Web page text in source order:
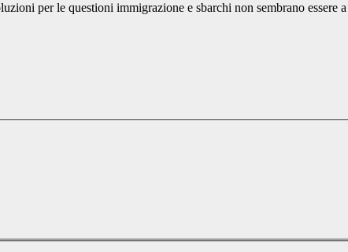
per le questioni immigrazione e sbarchi non sembrano essere